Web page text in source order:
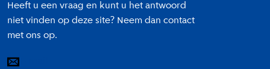
Heeft u een vraag en kunt u het antwoord
niet vinden op deze site? Neem dan contact
met ons op.